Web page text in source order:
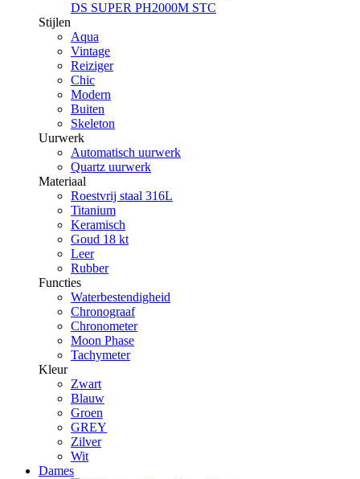
DS SUPER PH2000M STC
Stijlen
Aqua
Vintage
Reiziger
Chic
Modern
Buiten
Skeleton
Uurwerk
Automatisch uurwerk
Quartz uurwerk
Materiaal
Roestvrij staal 316L
Titanium
Keramisch
Goud 18 kt
Leer
Rubber
Functies
Waterbestendigheid
Chronograaf
Chronometer
Moon Phase
Tachymeter
Kleur
Zwart
Blauw
Groen
GREY
Zilver
Wit
Dames